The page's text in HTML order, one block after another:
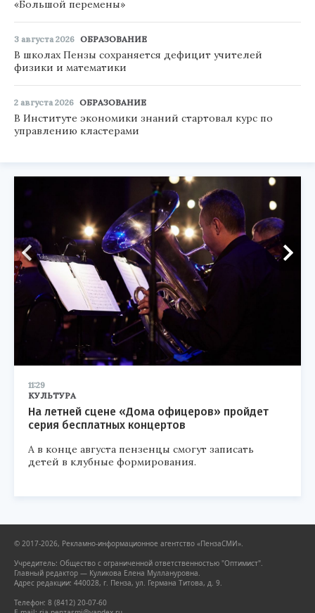
«Большой перемены»
3 августа 2026 ОБРАЗОВАНИЕ
В школах Пензы сохраняется дефицит учителей
физики и математики
2 августа 2026 ОБРАЗОВАНИЕ
В Институте экономики знаний стартовал курс по
управлению кластерами
11:29
КУЛЬТУРА
На летней сцене «Дома офицеров» пройдет
серия бесплатных концертов
А в конце августа пензенцы смогут записать
детей в клубные формирования.
© 2017-2026, Рекламно-информационное агентство «ПензаСМИ».
Учредитель: Общество с ограниченной ответственностью "Оптимист".
Главный редактор — Куликова Елена Муллануровна.
Адрес редакции: 440028, г. Пенза, ул. Германа Титова, д. 9.
Телефон: 8 (8412) 20-07-60